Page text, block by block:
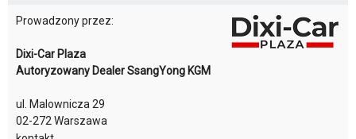
Prowadzony przez:
Dixi-Car Plaza
Autoryzowany Dealer SsangYong KGM
ul. Malownicza 29
02-272 Warszawa